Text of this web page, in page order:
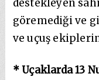
destekleyen
göremediği ve
ve uçuş
* Uçaklarda 13